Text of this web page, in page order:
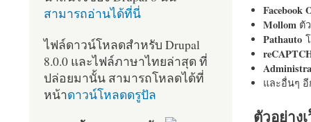
Facebook
Mollom ตั
Pathautoโ
และอื่นๆ
ตัวอย่าง
สามารถอ่านได้ที่นี่
ไฟล์ดาวน์โหลดสำหรับ Drupal
8.0.0 และไฟล์ภาษาไทยล่าสุด ที่
ปล่อยมานั้น สามารถโหลดได้ที่
หน้าดาวน์โหลดดรูปัล